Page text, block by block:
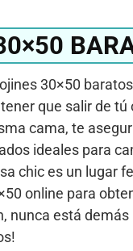
30×50
que salir de
cama, te
ideales para
chic es un lugar
online para
está